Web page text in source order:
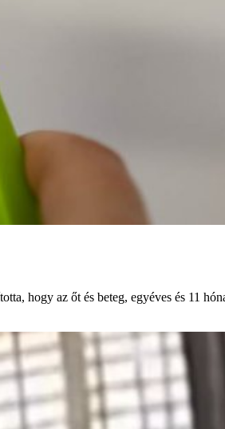
hogy az őt és beteg, egyéves és 11